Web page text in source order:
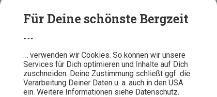
Für Deine schönste Bergzeit
...
… verwenden wir Cookies. So können wir unsere
Services für Dich optimieren und Inhalte auf Dich
zuschneiden. Deine Zustimmung schließt ggf. die
Verarbeitung Deiner Daten u. a. auch in den USA
ein. Weitere Informationen siehe Datenschutz.